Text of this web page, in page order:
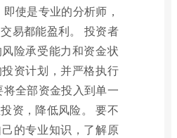
使是专业的分析师，
易都能盈利。 投资者
险承受能力和资金状
资计划，并严格执行
全部资金投入到单一
资，降低风险。 要不
的专业知识，了解原